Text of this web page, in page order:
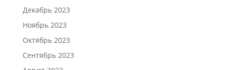
Декабрь 2023
Ноябрь 2023
Октябрь 2023
Сентябрь 2023